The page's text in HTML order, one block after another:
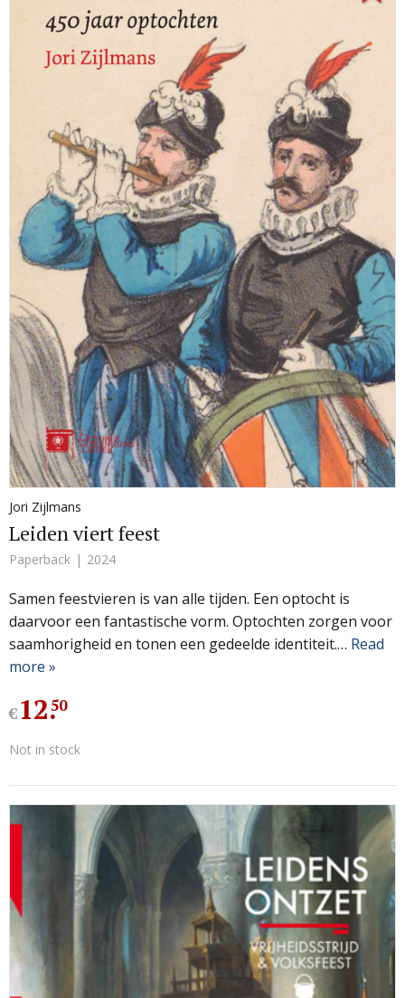
Jori Zijlmans
Leiden viert feest
Paperback 2024
Samen feestvieren is van alle tijden. Een optocht is
daarvoor een fantastische vorm. Optochten zorgen voor
saamhorigheid en tonen een gedeelde identiteit.… Read
more »
€12.
50
Not in stock